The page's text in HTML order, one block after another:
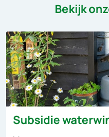
Bekijk
Subsidie